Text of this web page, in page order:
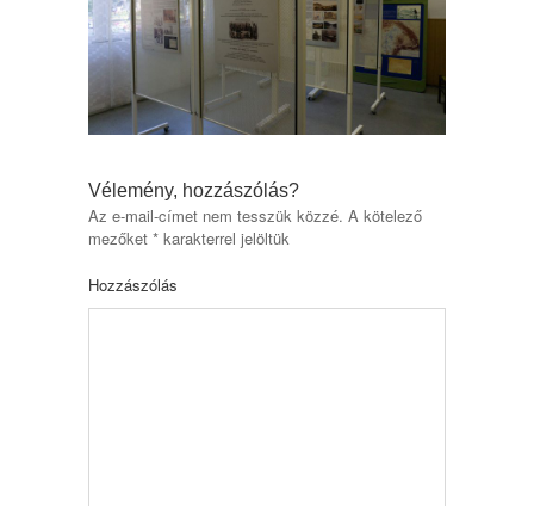
Vélemény, hozzászólás?
Az e-mail-címet nem tesszük közzé. A kötelező
mezőket * karakterrel jelöltük
Hozzászólás